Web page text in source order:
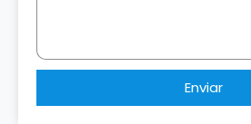
Enviar